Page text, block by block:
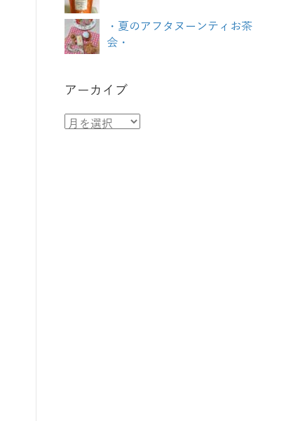
・夏のアフタヌーンティお茶
会・
アーカイブ
ア